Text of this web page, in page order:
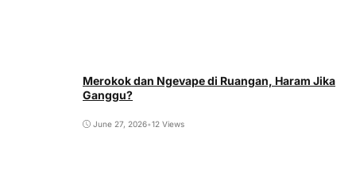
Merokok dan Ngevape di Ruangan, Haram Jika
Ganggu?
June 27, 2026•12 Views